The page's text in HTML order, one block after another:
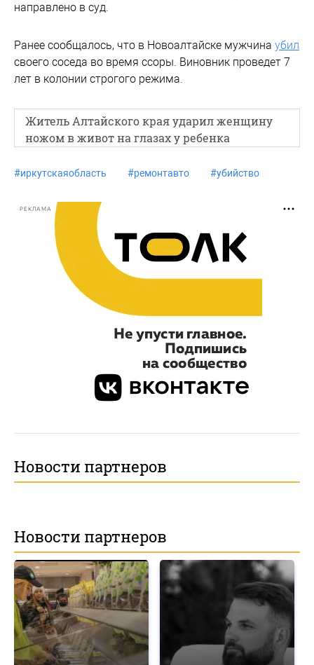
направлено в суд.
Ранее сообщалось, что в Новоалтайске мужчина убил
своего соседа во время ссоры. Виновник проведет 7
лет в колонии строгого режима.
Житель Алтайского края ударил женщину
ножом в живот на глазах у ребенка
#иркутскаяобласть #ремонтавто #убийство
РЕКЛАМА
Новости партнеров
Новости партнеров